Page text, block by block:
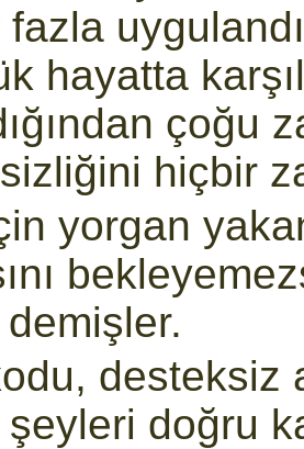
hayatta
çoğu
hiçbir
yorgan
desteksiz
doğru